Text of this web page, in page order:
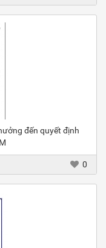
đến quyết định
0